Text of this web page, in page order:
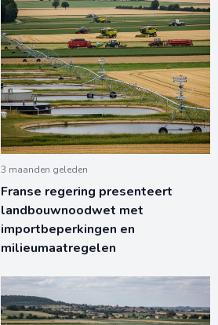
3 maanden geleden
Franse regering presenteert
landbouwnoodwet met
importbeperkingen en
milieumaatregelen